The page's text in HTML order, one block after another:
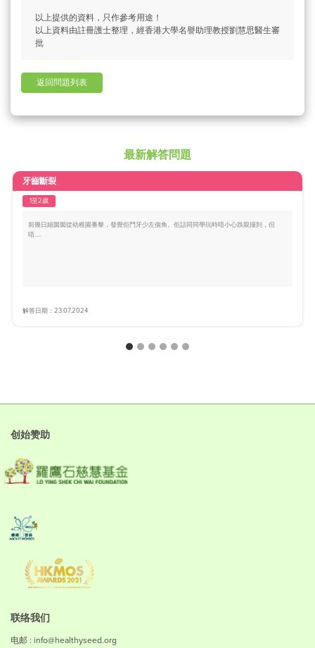
以上提供的資料，只作參考用途！
以上資料由註冊護士整理，經香港大學名譽助理教授劉慧思醫生審
批
返回問題列表
最新解答問題
牙齒斷裂
1至2歲
前幾日細囡囡從幼稚園番黎，發覺佢門牙少左個角。佢話同同學玩時唔小心跌親撞到，但
唔.....
解答日期：23.07.2024
创始赞助
联络我们
电邮 : info@healthyseed.org